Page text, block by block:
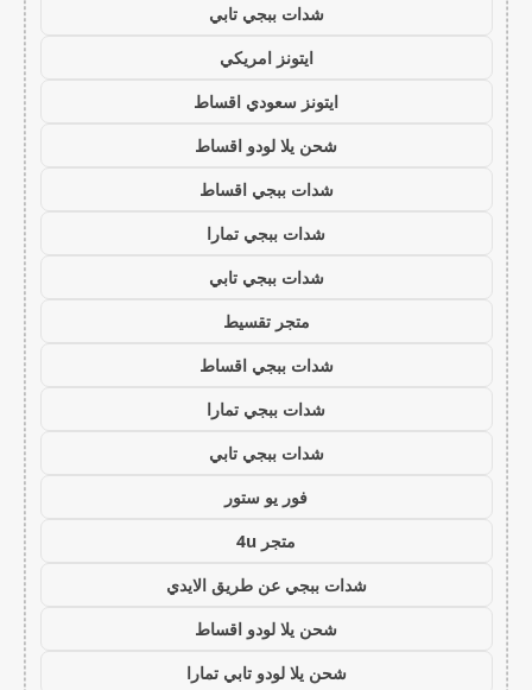
شدات ببجي تابي
ايتونز امريكي
ايتونز سعودي اقساط
شحن يلا لودو اقساط
شدات ببجي اقساط
شدات ببجي تمارا
شدات ببجي تابي
متجر تقسيط
شدات ببجي اقساط
شدات ببجي تمارا
شدات ببجي تابي
فور يو ستور
متجر 4u
شدات ببجي عن طريق الايدي
شحن يلا لودو اقساط
شحن يلا لودو تابي تمارا